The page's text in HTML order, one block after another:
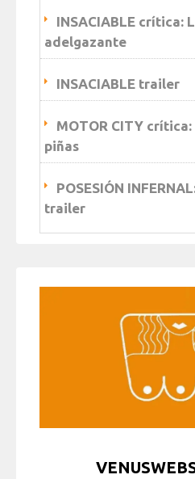
INSACIABLE crítica:
adelgazante
INSACIABLE trailer
MOTOR CITY
piñas
POSESIÓN
trailer